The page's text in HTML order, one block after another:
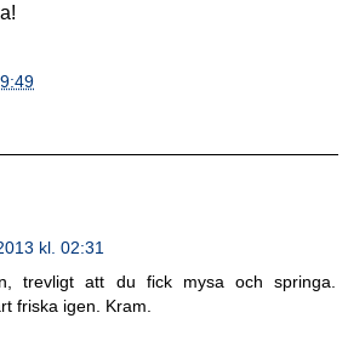
kl. 02:31
trevligt att du fick mysa och springa.
friska igen. Kram.